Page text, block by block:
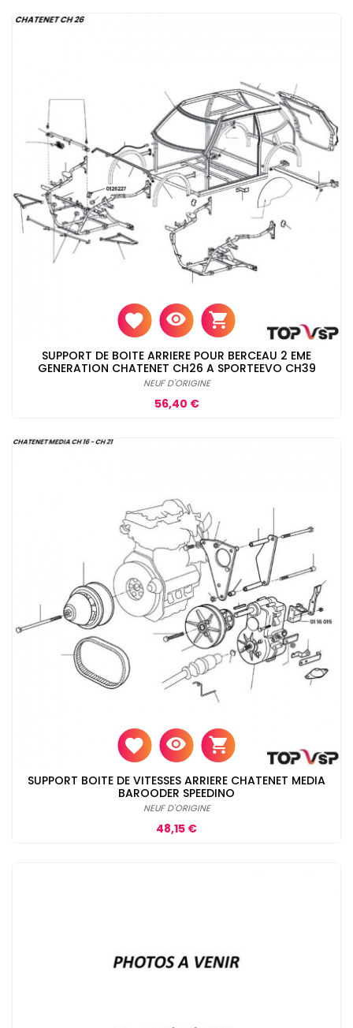
SUPPORT DE BOITE ARRIERE POUR BERCEAU 2 EME
GENERATION CHATENET CH26 A SPORTEEVO CH39
NEUF D'ORIGINE
Prix
56,40 €
SUPPORT BOITE DE VITESSES ARRIERE CHATENET MEDIA
BAROODER SPEEDINO
NEUF D'ORIGINE
Prix
48,15 €